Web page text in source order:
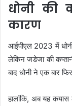
धोनी की
कारण
आईपीएल 2023 में
लेकिन जडेजा की
बाद धोनी ने एक बार
हालांकि, अब यह कयास